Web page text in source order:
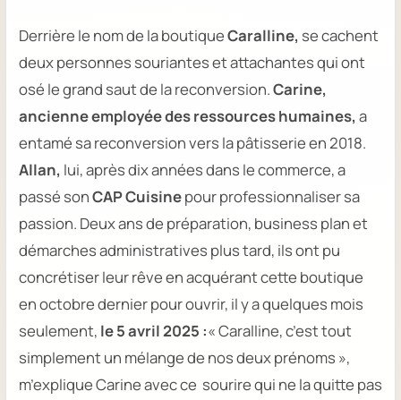
Derrière le nom de la boutiqueCaralline, se cachent
deux personnes souriantes et attachantes qui ont
osé le grand saut de la reconversion.Carine,
ancienne employée des ressources humaines, a
entamé sa reconversion vers la pâtisserie en 2018.
Allan, lui, après dix années dans le commerce, a
passé sonCAP Cuisinepour professionnaliser sa
passion. Deux ans de préparation, business plan et
démarches administratives plus tard, ils ont pu
concrétiser leur rêve en acquérant cette boutique
en octobre dernier pour ouvrir, il y a quelques mois
seulement, le 5 avril 2025 :« Caralline, c’est tout
simplement un mélange de nos deux prénoms »,
m’explique Carine avec ce sourire qui ne la quitte pas